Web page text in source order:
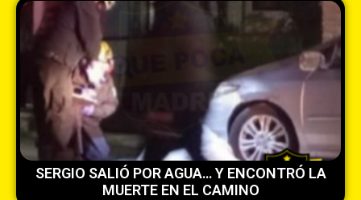
SERGIO SALIÓ POR AGUA… Y ENCONTRÓ LA
MUERTE EN EL CAMINO